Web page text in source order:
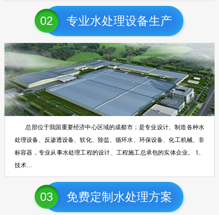
02 专业水处理设备生产
总部位于我国重要经济中心区域的成都市；是专业设计、制造各种水
处理设备、反渗透设备、软化、除盐、循环水、环保设备、化工机械、非
标容器，专业从事水处理工程的设计、工程施工总承包的实体企业。 1、
技术…
03 免费定制水处理方案